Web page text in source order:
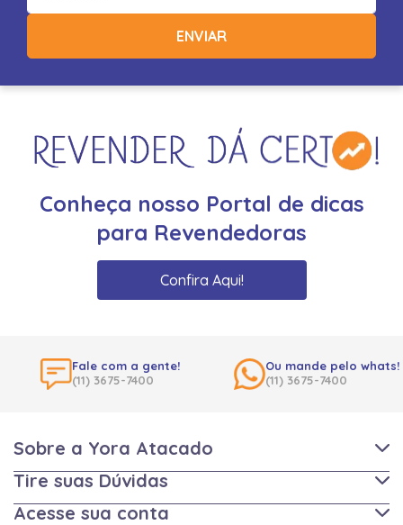
ENVIAR
Conheça nosso Portal de dicas
para Revendedoras
Confira Aqui!
Fale com a gente!
(11) 3675-7400
Ou mande pelo whats!
(11) 3675-7400
Sobre a Yora Atacado
Tire suas Dúvidas
Acesse sua conta